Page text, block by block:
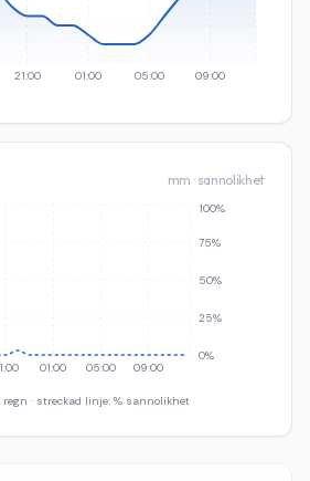
21:00 01:00 05:00 09:00
mm · sannolikhet
01:00 05:00 09:00
0%
25%
50%
75%
100%
regn · streckad linje: % sannolikhet